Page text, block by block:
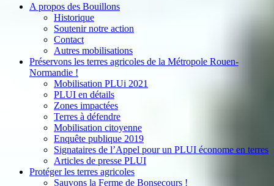
A propos des Bouillons
Historique
Soutenir notre action
Contact
Autres mobilisations
Préservons les terres agricoles de la Métropole Rouen-
Normandie !
Mobilisation PLUi 2021
PLUI en détails
Zones impactées
Terres à défendre
Mobilisation citoyenne
Enquête publique 2019
Signataires de l’Appel pour un PLUI économe en terres
Articles de presse PLUI
Protéger les terres agricoles
Sauvons la Ferme de Bonsecours !